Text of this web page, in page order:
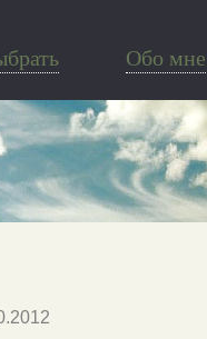
Обо мне